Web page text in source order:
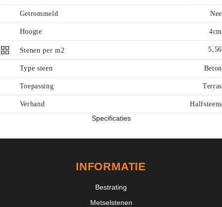
Getrommeld Nee
Hoogte 4cm
Stenen per m2 5,56
Type steen Beton
Toepassing Terras
Verband Halfsteens
Specificaties
INFORMATIE
Bestrating
Metselstenen